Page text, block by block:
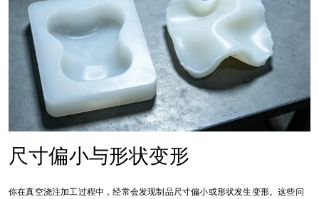
尺寸偏小与形状变形
你在真空浇注加工过程中，经常会发现制品尺寸偏小或形状发生变形。这些问